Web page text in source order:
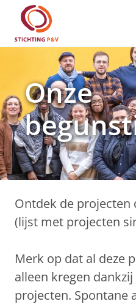
Skip to Main Content
Onze
Onze
Ontdek de projecten
(lijst met projecten
Merk op dat al deze
alleen kregen
projecten. Spontane